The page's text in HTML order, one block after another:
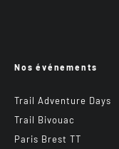
Nos événements
Trail Adventure Days
Trail Bivouac
Paris Brest TT